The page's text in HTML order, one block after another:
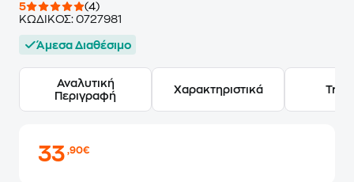
5
(4)
ΚΩΔΙΚΟΣ: 0727981
Άμεσα Διαθέσιμο
Αναλυτική
Περιγραφή
Χαρακτηριστικά
33,90€